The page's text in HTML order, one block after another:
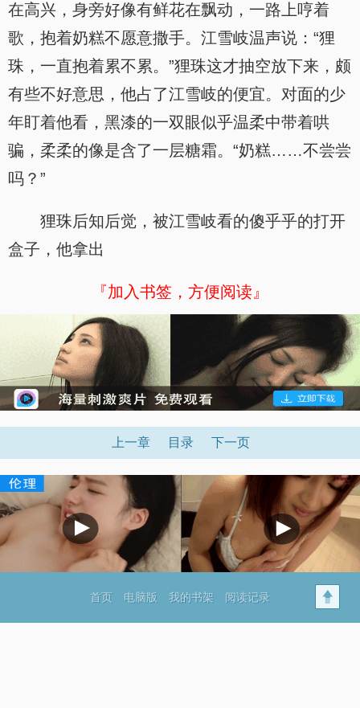
在高兴，身旁好像有鲜花在飘动，一路上哼着
歌，抱着奶糕不愿意撒手。江雪岐温声说：“狸
珠，一直抱着累不累。”狸珠这才抽空放下来，颇
有些不好意思，他占了江雪岐的便宜。对面的少
年盯着他看，黑漆的一双眼似乎温柔中带着哄
骗，柔柔的像是含了一层糖霜。“奶糕……不尝尝
吗？”
狸珠后知后觉，被江雪岐看的傻乎乎的打开
盒子，他拿出
『加入书签，方便阅读』
上一章 目录 下一页
首页 电脑版 我的书架 阅读记录